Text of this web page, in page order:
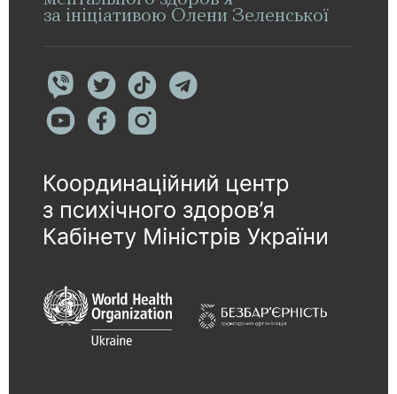
за ініціативою Олени Зеленської